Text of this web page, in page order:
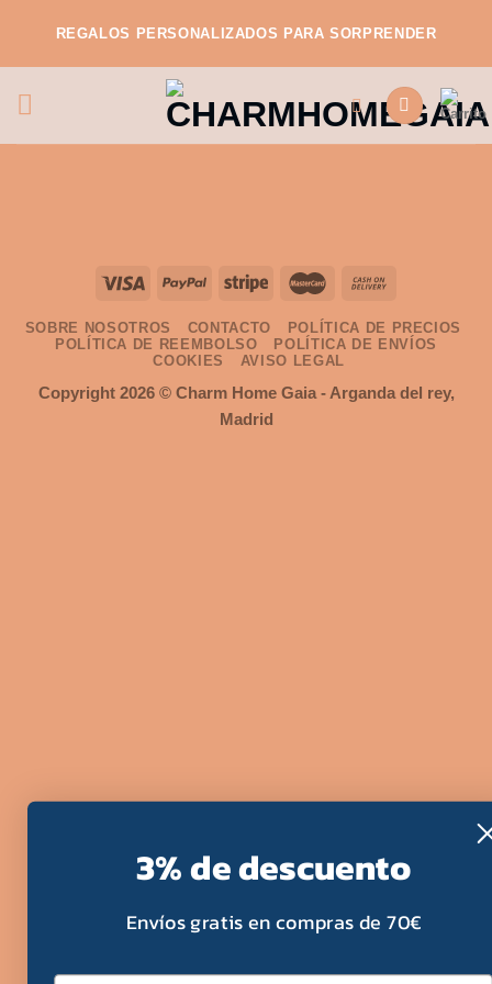
contenido
REGALOS PERSONALIZADOS PARA SORPRENDER
SOBRE NOSOTROS CONTACTO
POLÍTICA DE PRECIOS
POLÍTICA DE REEMBOLSO
POLÍTICA DE ENVÍOS
COOKIES
AVISO LEGAL
Copyright 2026 © Charm Home Gaia- Arganda del rey,
Madrid
3% de descuento
Envíos gratis en compras de 70€